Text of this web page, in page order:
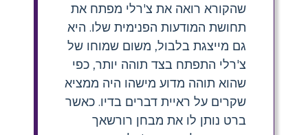
שהקורא רואה את צ'רלי מפתח את
תחושת המודעות הפנימית שלו. היא
גם מייצגת בלבול, משום שמוחו של
צ'רלי התפתח בצד תוהה יותר, כפי
שהוא תוהה מדוע מישהו היה ממציא
שקרים על ראיית דברים בדיו. כאשר
ברט נותן לו את מבחן רורשאך